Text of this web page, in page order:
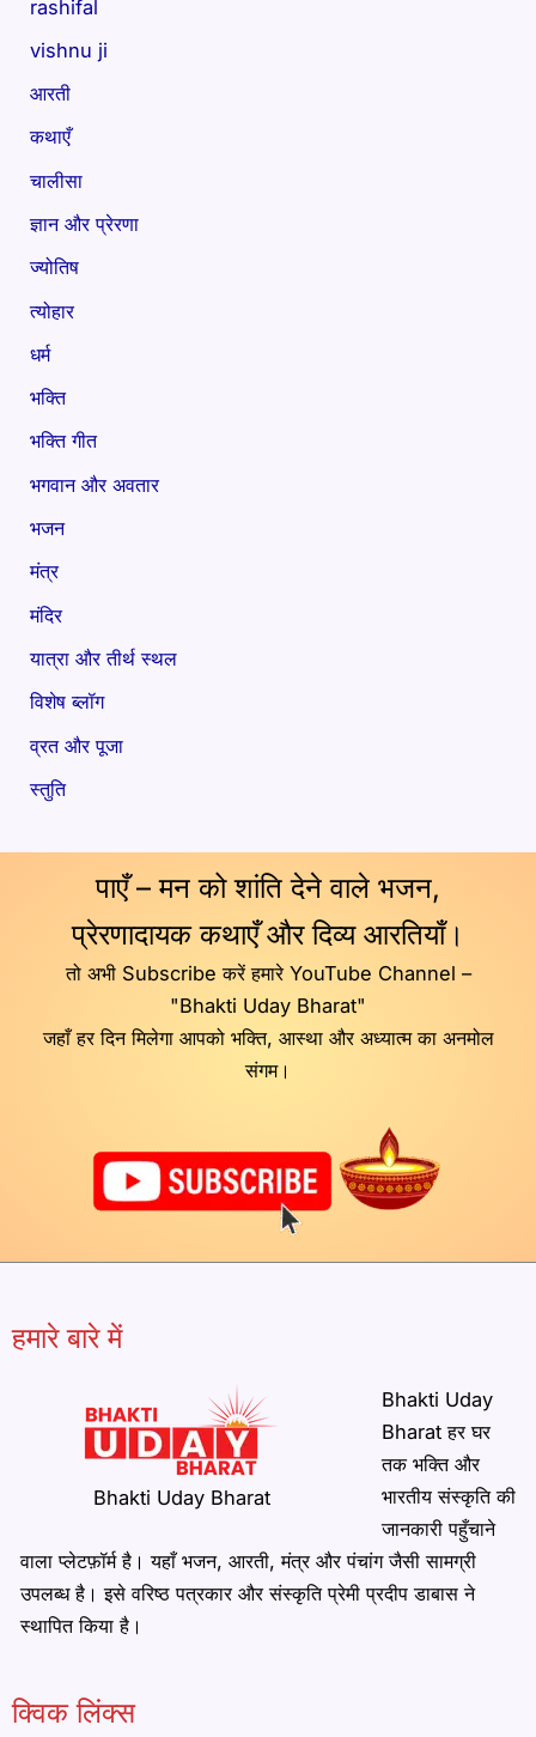
rashifal
vishnu ji
आरती
कथाएँ
चालीसा
ज्ञान और प्रेरणा
ज्योतिष
त्योहार
धर्म
भक्ति
भक्ति गीत
भगवान और अवतार
भजन
मंत्र
मंदिर
यात्रा और तीर्थ स्थल
विशेष ब्लॉग
व्रत और पूजा
स्तुति
पाएँ – मन को शांति देने वाले भजन,
प्रेरणादायक कथाएँ और दिव्य आरतियाँ।
तो अभी Subscribe करें हमारे YouTube Channel –
"Bhakti Uday Bharat"
जहाँ हर दिन मिलेगा आपको भक्ति, आस्था और अध्यात्म का अनमोल
संगम।
हमारे बारे में
Bhakti Uday Bharat
Bhakti Uday
Bharat हर घर
तक भक्ति और
भारतीय संस्कृति की
जानकारी पहुँचाने
वाला प्लेटफ़ॉर्म है। यहाँ भजन, आरती, मंत्र और पंचांग जैसी सामग्री
उपलब्ध है। इसे वरिष्ठ पत्रकार और संस्कृति प्रेमी प्रदीप डाबास ने
स्थापित किया है।
क्विक लिंक्स